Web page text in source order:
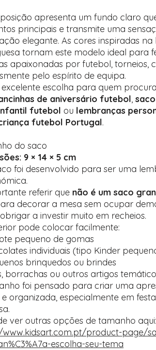
apresenta um fundo claro
principais e transmite uma
elegante. As cores inspiradas
tornam este modelo ideal para
apaixonadas por futebol, torneios,
pelo espírito de equipa.
excelente escolha para quem procura
de aniversário futebol,
futebol ou lembranças
futebol Portugal.
do saco
9 × 14 × 5 cm
foi desenvolvido para ser uma
referir que não é um saco
decorar a mesa sem ocupar
a investir muito em recheios.
pode colocar facilmente:
pequeno de gomas
individuais (tipo Kinder
brinquedos ou brindes
borrachas ou outros artigos
foi pensado para criar uma
organizada, especialmente em
ver outras opções de tamanho aqui:
www.kidsart.com.pt/product-page/
escolha-seu-tema